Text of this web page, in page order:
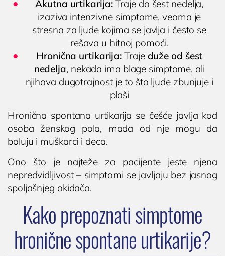
Akutna urtikarija:Traje do šest nedelja,
izaziva intenzivne simptome, veoma je
stresna za ljude kojima se javlja i često se
rešava u hitnoj pomoći.
Hronična urtikarija: Traje duže od šest
nedelja, nekada ima blage simptome, ali
njihova dugotrajnost je to što ljude zbunjuje i
plaši
Hronična spontana urtikarija se češće javlja kod
osoba ženskog pola, mada od nje mogu da
boluju i muškarci i deca.
Ono što je najteže za pacijente jeste njena
nepredvidljivost – simptomi se javljaju bez jasnog
spoljašnjeg okidača.
Kako prepoznati simptome
hronične spontane urtikarije?